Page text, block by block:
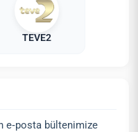
TEVE2
e‑posta bültenimize